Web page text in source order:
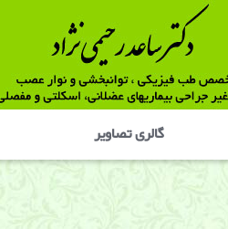
گالری تصاوير